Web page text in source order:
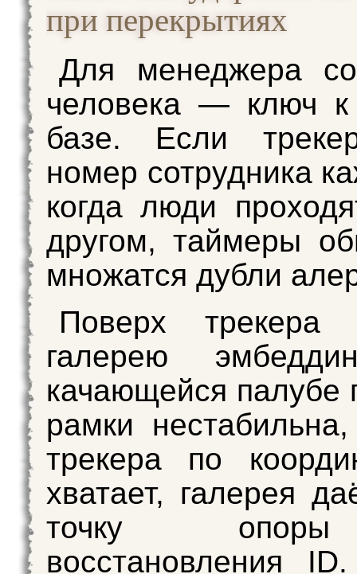
при перекрытиях
Для менеджера
человека — ключ к
базе. Если
номер сотрудника
когда люди
другом, таймеры
множатся дубли
Поверх трекера
галерею
качающейся палубе
рамки
трекера по
хватает, галерея
точку
восстановления